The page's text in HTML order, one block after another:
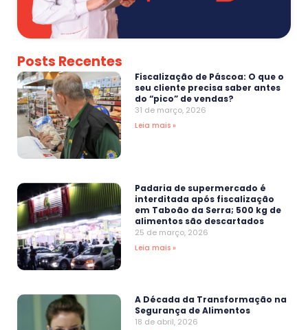
Posts Recentes
Fiscalização de Páscoa: O que o
seu cliente precisa saber antes
do “pico” de vendas?
31 de março, 2026
Leia mais »
Padaria de supermercado é
interditada após fiscalização
em Taboão da Serra; 500 kg de
alimentos são descartados
25 de março, 2026
Leia mais »
A Década da Transformação na
Segurança de Alimentos
18 de abril, 2026